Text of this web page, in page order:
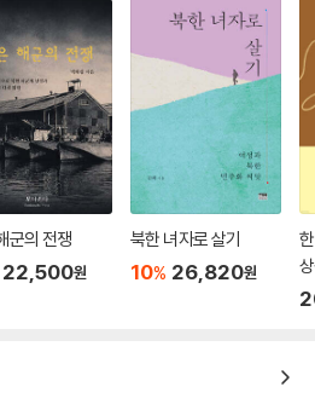
는 방식으로 주류 합리주의에 맞선다.
이 글의 저자인 조나단 머서의 핵심 주장이
점들인, 왜 소련의 스탈린은 북한의 남한
이라고 틀린 예측을 했는가, 왜 미국은 자
이 군사적으로 대응하지 않을 것이라고 생
설명하고자 한다. “북 · 미 관계의 감정
저술과 작품을 통해 보고자 한다. 저자 김
해 서로에게 만들어내고 있는 “선과 악,
합”, 4장 “독일 통일 후 동독 출신자의
군의 전쟁
22,500원
북한 녀자로 살기
10% 26,820원